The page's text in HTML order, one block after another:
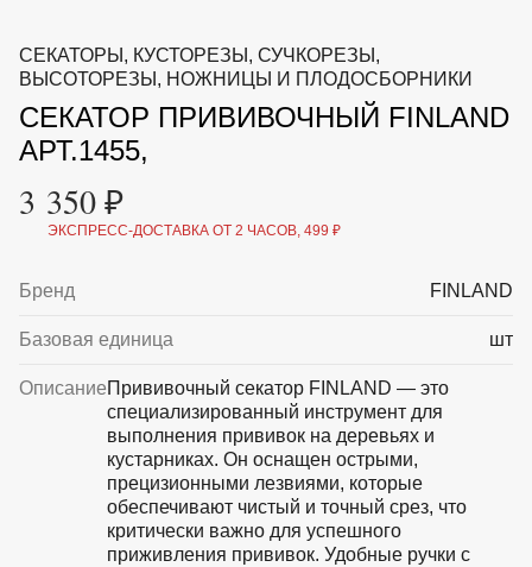
МАЛАЯ МЕХАНИЗАЦИЯ
ОТПУГИВАТЕЛИ ОТ ПТИЦ, НАСЕКОМЫХ И
ГРЫЗУНОВ
САДОВАЯ ОДЕЖДА И ОБУВЬ
САДОВЫЙ ИНСТРУМЕНТ
СЕМЕНА
ТОВАРЫ ДЛЯ БАНЬ И САУН
ТОВАРЫ ДЛЯ ПОЛИВА
ХОЗ ТОВАРЫ
УХОД
+7 (495) 197 87
87
СЕКАТОРЫ, КУСТОРЕЗЫ, СУЧКОРЕЗЫ,
ВЫСОТОРЕЗЫ, НОЖНИЦЫ И ПЛОДОСБОРНИКИ
СЕКАТОР ПРИВИВОЧНЫЙ FINLAND
АРТ.1455,
3 350 ₽
ЭКСПРЕСС-ДОСТАВКА ОТ 2 ЧАСОВ, 499 ₽
Бренд FINLAND
Базовая единица шт
ОписаниеПрививочный секатор FINLAND — это
специализированный инструмент для
выполнения прививок на деревьях и
кустарниках. Он оснащен острыми,
прецизионными лезвиями, которые
обеспечивают чистый и точный срез, что
критически важно для успешного
приживления прививок. Удобные ручки с